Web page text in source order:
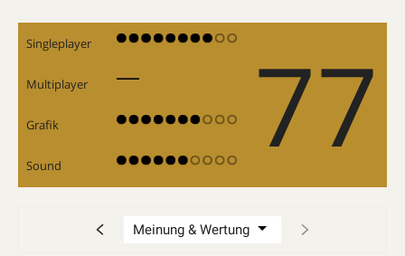
Singleplayer 77
Multiplayer
Grafik
Sound